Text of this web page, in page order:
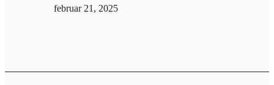
februar 21, 2025